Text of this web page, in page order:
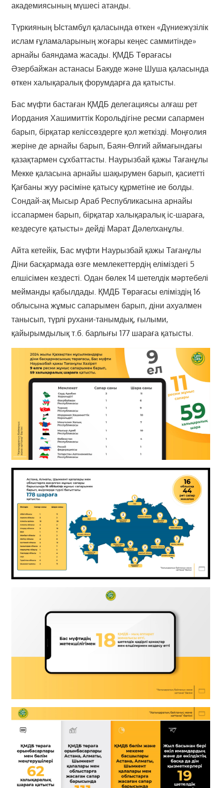
академиясының мүшесі атанды.
Түркияның Ыстамбұл қаласында өткен «Дүниежүзілік
ислам ғұламаларының жоғары кеңес саммитінде»
арнайы баяндама жасады. ҚМДБ Төрағасы
Әзербайжан астанасы Бакуде және Шуша қаласында
өткен халықаралық форумдарға да қатысты.
Бас мүфти бастаған ҚМДБ делегациясы алғаш рет
Иордания Хашимиттік Корольдігіне ресми сапармен
барып, бірқатар келіссөздерге қол жеткізді. Моңғолия
жеріне де арнайы барып, Баян-Өлгий аймағындағы
қазақтармен сұхбаттасты. Наурызбай қажы Тағанұлы
Мекке қаласына арнайы шақырумен барып, қасиетті
Қағбаны жуу рәсіміне қатысу құрметіне ие болды.
Сондай-ақ Мысыр Араб Республикасына арнайы
іссапармен барып, бірқатар халықаралық іс-шараға,
кездесуге қатысты» дейді Марат Дәлелханұлы.
Айта кетейік, Бас мүфти Наурызбай қажы Тағанұлы
Діни басқармада өзге мемлекеттердің еліміздегі 5
елшісімен кездесті. Одан бөлек 14 шетелдік мәртебелі
мейманды қабылдады. ҚМДБ Төрағасы еліміздің 16
облысына жұмыс сапарымен барып, діни ахуалмен
танысып, түрлі рухани-танымдық, ғылыми,
қайырымдылық т.б. барлығы 177 шараға қатысты.